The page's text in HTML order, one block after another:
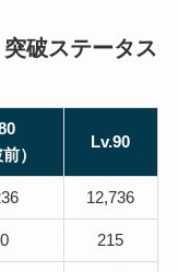
破ステータス
）
Lv.90
12,736
215